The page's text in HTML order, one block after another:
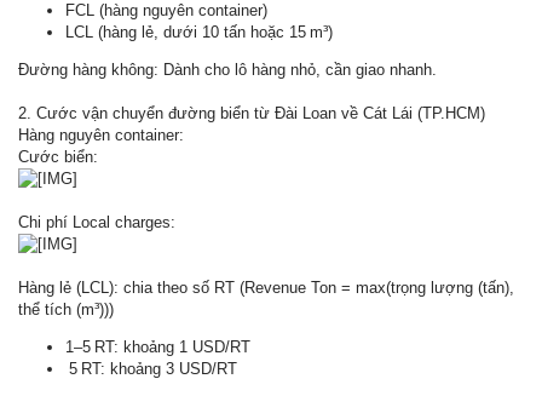
FCL (hàng nguyên container)
LCL (hàng lẻ, dưới 10 tấn hoặc 15 m³)
Đường hàng không: Dành cho lô hàng nhỏ, cần giao nhanh.
2. Cước vận chuyển đường biển từ Đài Loan về Cát Lái (TP.HCM)
Hàng nguyên container:
Cước biển:
Chi phí Local charges:
Hàng lẻ (LCL): chia theo số RT (Revenue Ton = max(trọng lượng (tấn),
thể tích (m³)))
1–5 RT: khoảng 1 USD/RT
5 RT: khoảng 3 USD/RT